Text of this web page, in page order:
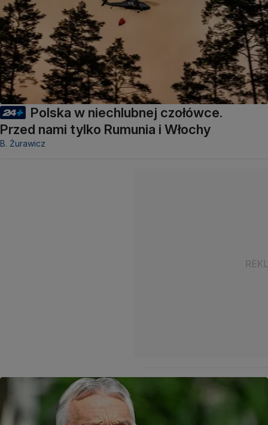
Polska w niechlubnej czołówce.
Przed nami tylko Rumunia i Włochy
B. Żurawicz